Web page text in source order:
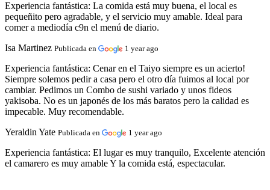
Experiencia fantástica: La comida está muy buena, el local es
pequeñito pero agradable, y el servicio muy amable. Ideal para
comer a mediodía c9n el menú de diario.
Isa Martinez Publicada en 1 year ago
Experiencia fantástica: Cenar en el Taiyo siempre es un acierto!
Siempre solemos pedir a casa pero el otro día fuimos al local por
cambiar. Pedimos un Combo de sushi variado y unos fideos
yakisoba. No es un japonés de los más baratos pero la calidad es
impecable. Muy recomendable.
Yeraldin Yate Publicada en 1 year ago
Experiencia fantástica: El lugar es muy tranquilo, Excelente atención
el camarero es muy amable Y la comida está, espectacular.